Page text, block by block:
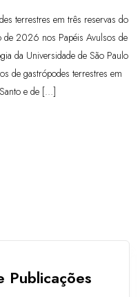
terrestres em três reservas do
2026 nos Papéis Avulsos de
da Universidade de São Paulo
de gastrópodes terrestres em
e de […]
Publicações